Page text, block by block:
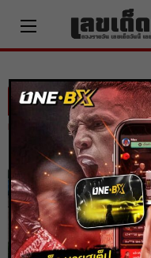
content
วิธีขอพรความรัก
Home วิธีขอพรความรัก